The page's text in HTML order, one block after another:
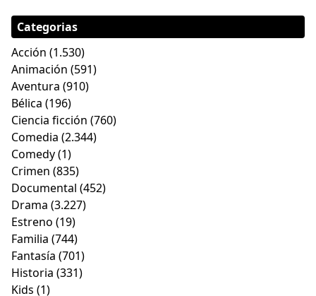
Categorias
Acción (1.530)
Animación (591)
Aventura (910)
Bélica (196)
Ciencia ficción (760)
Comedia (2.344)
Comedy(1)
Crimen (835)
Documental (452)
Drama (3.227)
Estreno (19)
Familia (744)
Fantasía (701)
Historia (331)
Kids (1)